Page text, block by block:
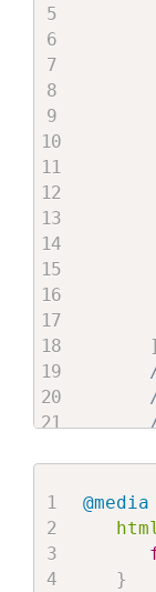
]
};
@media
html
}